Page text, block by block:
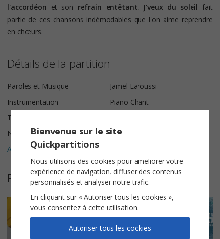
l'accordéon et son refrain entêtant, J'veux du soleil fait
partie de ces chansons indémodables que l'on aime reprendre
en chœurs.
Détails de la partition
Paroles et Musique
Jamel Laroussi
Instrumentation
Piano Chant
Tonalité
Nombre de pages
9
Avis clients (7)
Partitions suggérées
Bienvenue sur le site
Quickpartitions
Nous utilisons des cookies pour améliorer votre
expérience de navigation, diffuser des contenus
personnalisés et analyser notre trafic.
En cliquant sur « Autoriser tous les cookies »,
vous consentez à cette utilisation.
Autoriser tous les cookies